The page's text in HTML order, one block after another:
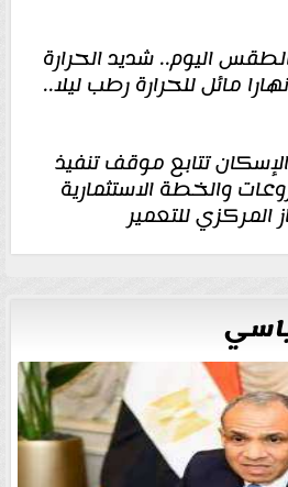
اليوم.. شديد الحرارة
مائل للحرارة رطب ليلا..
تتابع موقف تنفيذ
والخطة الاستثمارية
المركزي للتعمير